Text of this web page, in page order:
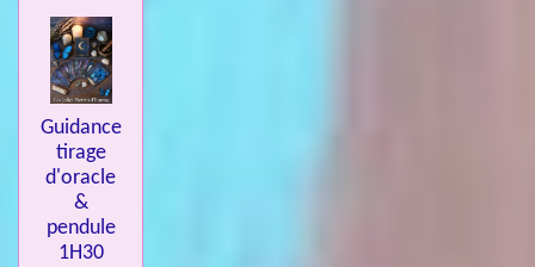
Guidance
tirage
d'oracle
&
pendule
1H30